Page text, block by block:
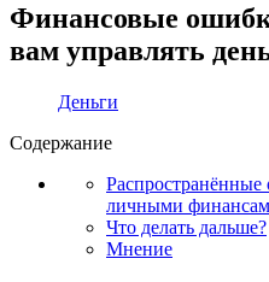
Финансовые
вам управлять
Деньги
Содержание
личными
Что делать дальше?
Мнение